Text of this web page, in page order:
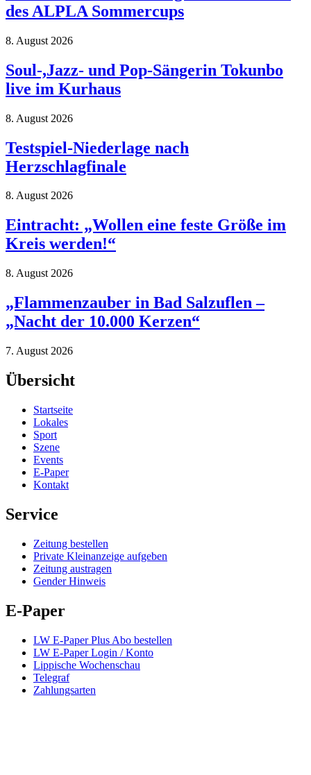
des ALPLA Sommercups
8. August 2026
Soul-,Jazz- und Pop-Sängerin Tokunbo
live im Kurhaus
8. August 2026
Testspiel-Niederlage nach
Herzschlagfinale
8. August 2026
Eintracht: „Wollen eine feste Größe im
Kreis werden!“
8. August 2026
„Flammenzauber in Bad Salzuflen –
„Nacht der 10.000 Kerzen“
7. August 2026
Übersicht
Startseite
Lokales
Sport
Szene
Events
E-Paper
Kontakt
Service
Zeitung bestellen
Private Kleinanzeige aufgeben
Zeitung austragen
Gender Hinweis
E-Paper
LW E-Paper Plus Abo bestellen
LW E-Paper Login / Konto
Lippische Wochenschau
Telegraf
Zahlungsarten